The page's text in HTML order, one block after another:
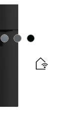
Farbe:Farbe:Farbe: